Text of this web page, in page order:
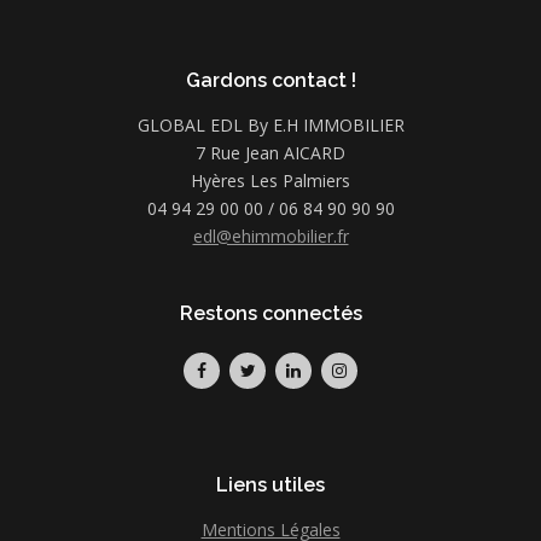
Gardons contact !
GLOBAL EDL By E.H IMMOBILIER
7 Rue Jean AICARD
Hyères Les Palmiers
04 94 29 00 00 / 06 84 90 90 90
edl@ehimmobilier.fr
Restons connectés
Liens utiles
Mentions Légales